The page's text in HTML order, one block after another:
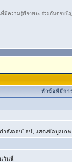
ที่มีความรู้เรื่องพระ ร่วมกันตอบปั
หัวข้อที่มีกา
ำลังออนไลน์ แสดงข้อมูลเฉพ
นวันนี้